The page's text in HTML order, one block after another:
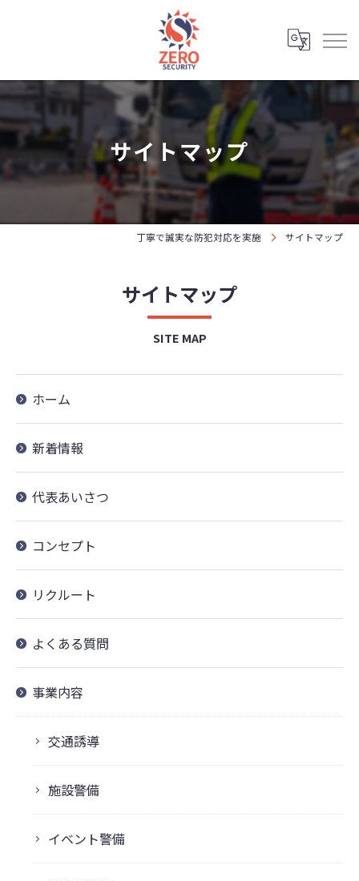
サイトマップ
丁寧で誠実な防犯対応を実施 サイトマップ
SITE MAP
サイトマップ
ホーム
新着情報
代表あいさつ
コンセプト
リクルート
よくある質問
事業内容
交通誘導
施設警備
イベント警備